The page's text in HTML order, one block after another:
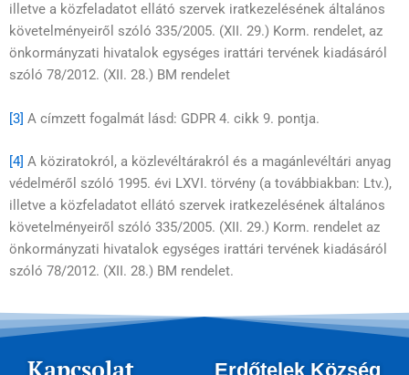
illetve a közfeladatot ellátó szervek iratkezelésének általános
követelményeiről szóló 335/2005. (XII. 29.) Korm. rendelet, az
önkormányzati hivatalok egységes irattári tervének kiadásáról
szóló 78/2012. (XII. 28.) BM rendelet
[3] A címzett fogalmát lásd: GDPR 4. cikk 9. pontja.
[4] A köziratokról, a közlevéltárakról és a magánlevéltári anyag
védelméről szóló 1995. évi LXVI. törvény (a továbbiakban: Ltv.),
illetve a közfeladatot ellátó szervek iratkezelésének általános
követelményeiről szóló 335/2005. (XII. 29.) Korm. rendelet az
önkormányzati hivatalok egységes irattári tervének kiadásáról
szóló 78/2012. (XII. 28.) BM rendelet.
Erdőtelek Község